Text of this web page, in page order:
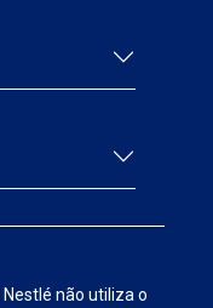
não utiliza o